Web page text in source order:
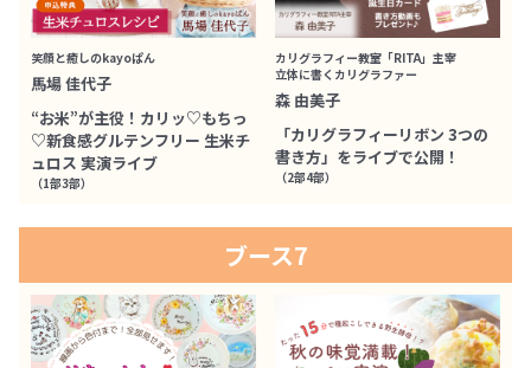
笑顔と癒しのkayoぱん
馬場 佳代子
“お米”が主役！カリッ♡もちっ
♡新食感グルテンフリー 生米チ
ュロス 実演ライブ
（1部3部）
カリグラフィー教室「RITA」主宰
立体に書くカリグラファー
森 由美子
「カリグラフィーリボン 3つの
書き方」をライブで公開！
（2部4部）
ブース7